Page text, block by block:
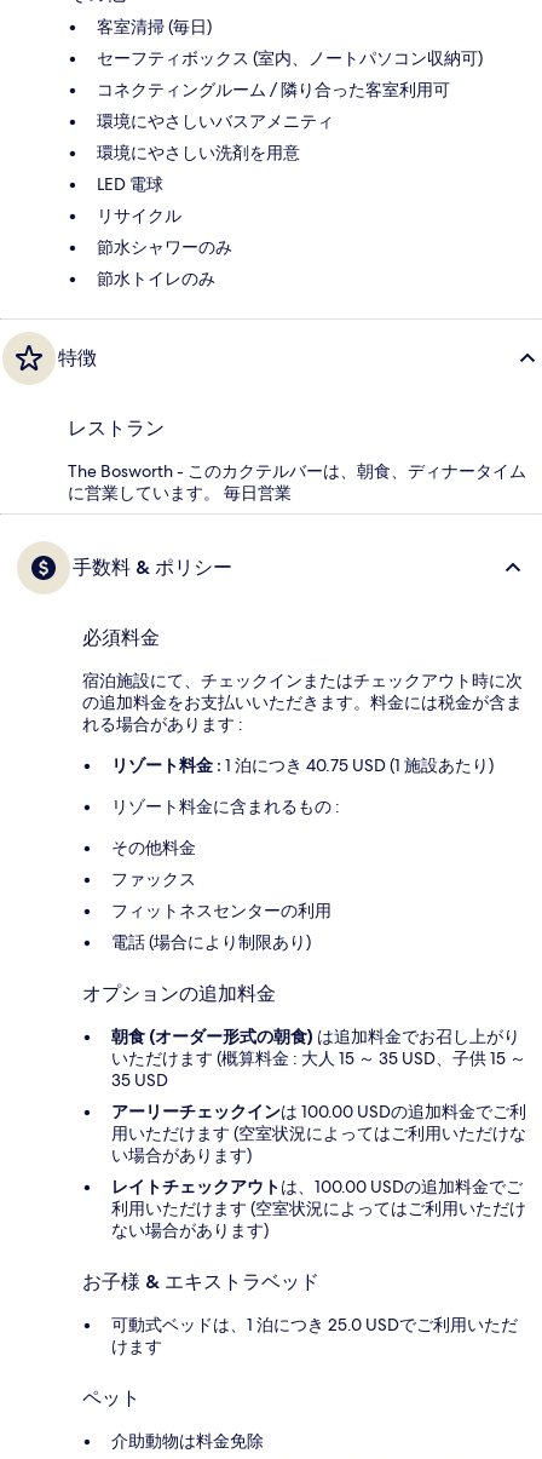
客室清掃 (毎日)
セーフティボックス (室内、ノートパソコン収納可)
コネクティングルーム / 隣り合った客室利用可
環境にやさしいバスアメニティ
環境にやさしい洗剤を用意
LED 電球
リサイクル
節水シャワーのみ
節水トイレのみ
特徴
レストラン
The Bosworth - このカクテルバーは、朝食、ディナータイム
に営業しています。 毎日営業
手数料 & ポリシー
必須料金
宿泊施設にて、チェックインまたはチェックアウト時に次
の追加料金をお支払いいただきます。料金には税金が含ま
れる場合があります :
リゾート料金 : 1 泊につき 40.75 USD (1 施設あたり)
リゾート料金に含まれるもの :
その他料金
ファックス
フィットネスセンターの利用
電話 (場合により制限あり)
オプションの追加料金
朝食 (オーダー形式の朝食) は追加料金でお召し上がり
いただけます (概算料金 : 大人 15 ～ 35 USD、子供 15 ～
35 USD
アーリーチェックインは 100.00 USDの追加料金でご利
用いただけます (空室状況によってはご利用いただけな
い場合があります)
レイトチェックアウトは、100.00 USDの追加料金でご
利用いただけます (空室状況によってはご利用いただけ
ない場合があります)
お子様 & エキストラベッド
可動式ベッドは、1 泊につき 25.0 USDでご利用いただ
けます
ペット
介助動物は料金免除